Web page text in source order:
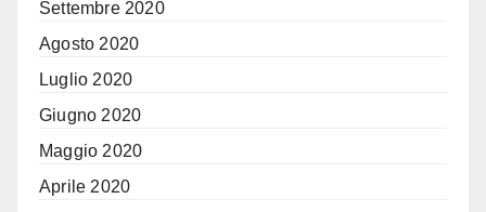
Settembre 2020
Agosto 2020
Luglio 2020
Giugno 2020
Maggio 2020
Aprile 2020